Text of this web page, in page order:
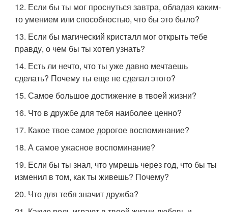
12. Если бы ты мог проснуться завтра, обладая каким-
то умением или способностью, что бы это было?
13. Если бы магический кристалл мог открыть тебе
правду, о чем бы ты хотел узнать?
14. Есть ли нечто, что ты уже давно мечтаешь
сделать? Почему ты еще не сделал этого?
15. Самое большое достижение в твоей жизни?
16. Что в дружбе для тебя наиболее ценно?
17. Какое твое самое дорогое воспоминание?
18. А самое ужасное воспоминание?
19. Если бы ты знал, что умрешь через год, что бы ты
изменил в том, как ты живешь? Почему?
20. Что для тебя значит дружба?